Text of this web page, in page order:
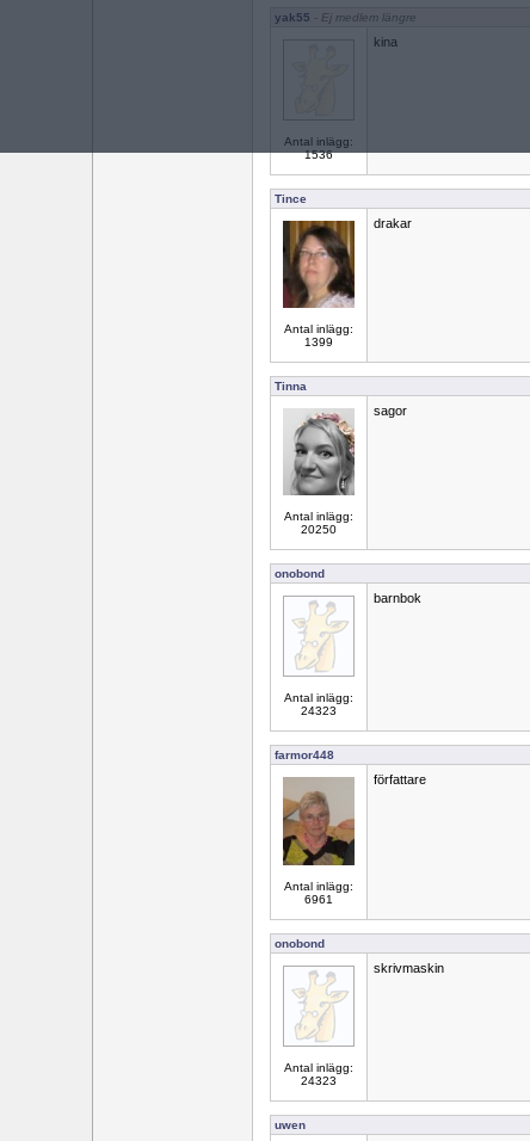
yak55 - Ej medlem längre
Antal inlägg:
1536
kina
Tince
Antal inlägg:
1399
drakar
Tinna
Antal inlägg:
20250
sagor
onobond
Antal inlägg:
24323
barnbok
farmor448
Antal inlägg:
6961
författare
onobond
Antal inlägg:
24323
skrivmaskin
uwen